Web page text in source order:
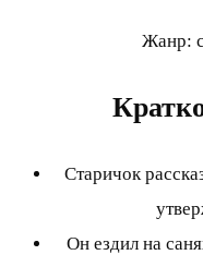
Жанр:
Старичок
Он ездил на